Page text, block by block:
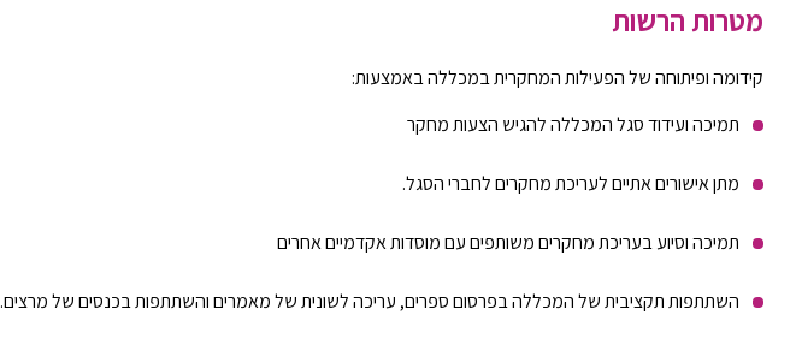
מטרות הרשות
קידומה ופיתוחה של הפעילות המחקרית במכללה באמצעות:
תמיכה ועידוד סגל המכללה להגיש הצעות מחקר
מתן אישורים אתיים לעריכת מחקרים לחברי הסגל.
תמיכה וסיוע בעריכת מחקרים משותפים עם מוסדות אקדמיים אחרים
השתתפות תקציבית של המכללה בפרסום ספרים, עריכה לשונית של מאמרים והשתתפות בכנסים של מרצים.